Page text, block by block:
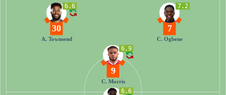
7.2
7
C. Ogbene
6.6
30
A. Townsend
6.9
9
C. Morris
6.6